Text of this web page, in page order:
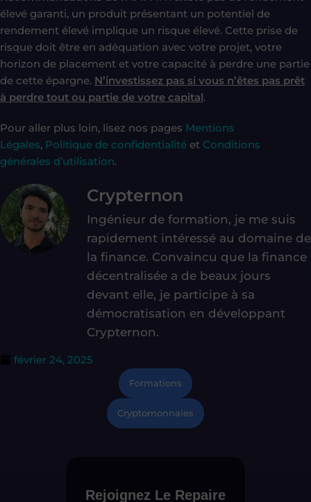
élevé garanti, un produit présentant un potentiel de
rendement élevé implique un risque élevé. Cette prise de
risque doit être en adéquation avec votre projet, votre
horizon de placement et votre capacité à perdre une partie
de cette épargne. N’investissez pas si vous n’êtes pas prêt
à perdre tout ou partie de votre capital.
Pour aller plus loin, lisez nos pages Mentions
Légales, Politique de confidentialité et Conditions
générales d’utilisation.
Crypternon
Ingénieur de formation, je me suis
rapidement intéressé au domaine de
la finance. Convaincu que la finance
décentralisée a de beaux jours
devant elle, je participe à sa
démocratisation en développant
Crypternon.
février 24, 2025
Formations
Cryptomonnaies